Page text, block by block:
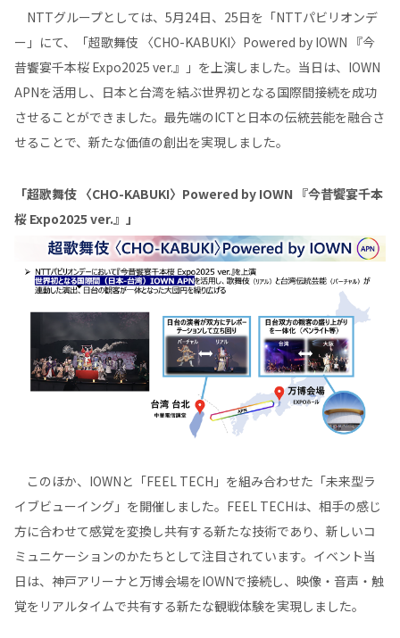
NTTグループとしては、5月24日、25日を「NTTパビリオンデ
ー」にて、「超歌舞伎 〈CHO-KABUKI〉Powered by IOWN 『今
昔饗宴千本桜 Expo2025 ver.』」を上演しました。当日は、IOWN
APNを活用し、日本と台湾を結ぶ世界初となる国際間接続を成功
させることができました。最先端のICTと日本の伝統芸能を融合さ
せることで、新たな価値の創出を実現しました。
「超歌舞伎 〈CHO-KABUKI〉Powered by IOWN 『今昔饗宴千本
桜 Expo2025 ver.』」
このほか、IOWNと「FEEL TECH」を組み合わせた「未来型ラ
イブビューイング」を開催しました。FEEL TECHは、相手の感じ
方に合わせて感覚を変換し共有する新たな技術であり、新しいコ
ミュニケーションのかたちとして注目されています。イベント当
日は、神戸アリーナと万博会場をIOWNで接続し、映像・音声・触
覚をリアルタイムで共有する新たな観戦体験を実現しました。